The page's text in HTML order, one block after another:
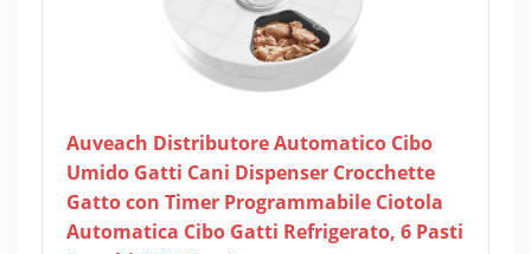
Auveach Distributore Automatico Cibo
Umido Gatti Cani Dispenser Crocchette
Gatto con Timer Programmabile Ciotola
Automatica Cibo Gatti Refrigerato, 6 Pasti